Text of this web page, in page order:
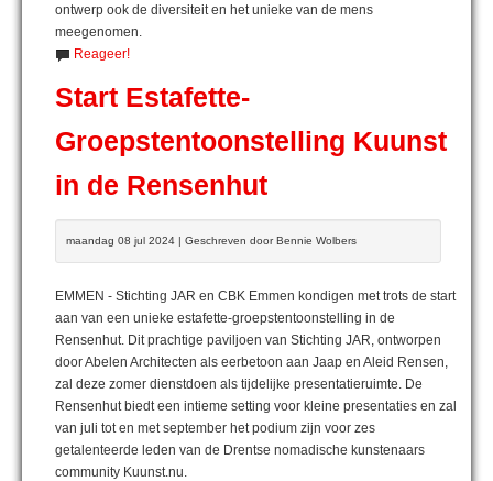
ontwerp ook de diversiteit en het unieke van de mens
meegenomen.
Reageer!
Start Estafette-
Groepstentoonstelling Kuunst
in de Rensenhut
maandag 08 jul 2024 | Geschreven door Bennie Wolbers
EMMEN - Stichting JAR en CBK Emmen kondigen met trots de start
aan van een unieke estafette-groepstentoonstelling in de
Rensenhut. Dit prachtige paviljoen van Stichting JAR, ontworpen
door Abelen Architecten als eerbetoon aan Jaap en Aleid Rensen,
zal deze zomer dienstdoen als tijdelijke presentatieruimte. De
Rensenhut biedt een intieme setting voor kleine presentaties en zal
van juli tot en met september het podium zijn voor zes
getalenteerde leden van de Drentse nomadische kunstenaars
community Kuunst.nu.